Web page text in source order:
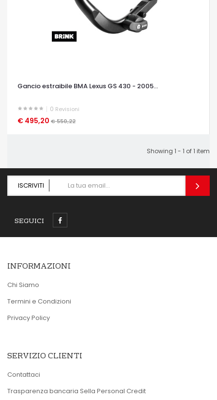
Gancio estraibile BMA Lexus GS 430 - 2005...
0 Revisioni
€ 495,20 € 550,22
OCCHIATA VELOCE
Showing 1 - 1 of 1 item
ISCRIVITI
SEGUICI
INFORMAZIONI
Chi Siamo
Termini e Condizioni
Privacy Policy
SERVIZIO CLIENTI
Contattaci
Trasparenza bancaria Sella Personal Credit